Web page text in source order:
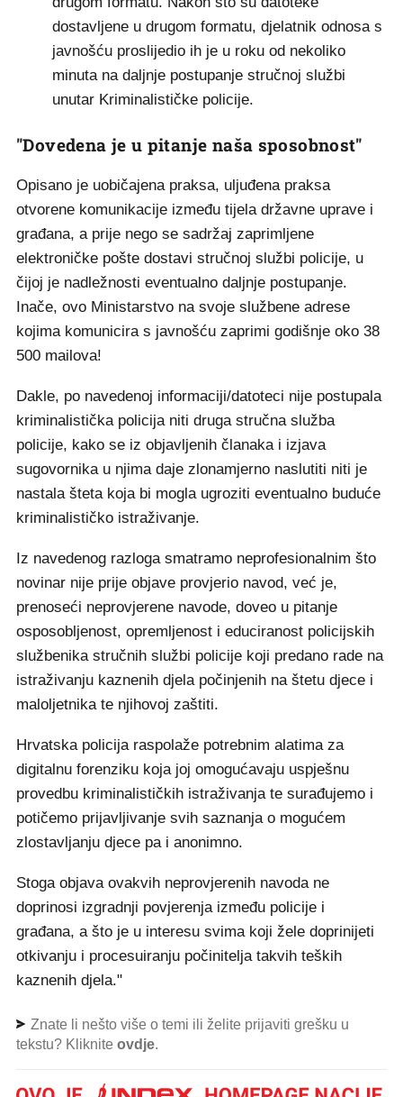
dostavljene u drugom formatu, djelatnik odnosa s
javnošću proslijedio ih je u roku od nekoliko
minuta na daljnje postupanje stručnoj službi
unutar Kriminalističke policije.
"Dovedena je u pitanje naša sposobnost"
Opisano je uobičajena praksa, uljuđena praksa
otvorene komunikacije između tijela državne uprave i
građana, a prije nego se sadržaj zaprimljene
elektroničke pošte dostavi stručnoj službi policije, u
čijoj je nadležnosti eventualno daljnje postupanje.
Inače, ovo Ministarstvo na svoje službene adrese
kojima komunicira s javnošću zaprimi godišnje oko 38
500 mailova!
Dakle, po navedenoj informaciji/datoteci nije postupala
kriminalistička policija niti druga stručna služba
policije, kako se iz objavljenih članaka i izjava
sugovornika u njima daje zlonamjerno naslutiti niti je
nastala šteta koja bi mogla ugroziti eventualno buduće
kriminalističko istraživanje.
Iz navedenog razloga smatramo neprofesionalnim što
novinar nije prije objave provjerio navod, već je,
prenoseći neprovjerene navode, doveo u pitanje
osposobljenost, opremljenost i educiranost policijskih
službenika stručnih službi policije koji predano rade na
istraživanju kaznenih djela počinjenih na štetu djece i
maloljetnika te njihovoj zaštiti.
Hrvatska policija raspolaže potrebnim alatima za
digitalnu forenziku koja joj omogućavaju uspješnu
provedbu kriminalističkih istraživanja te surađujemo i
potičemo prijavljivanje svih saznanja o mogućem
zlostavljanju djece pa i anonimno.
Stoga objava ovakvih neprovjerenih navoda ne
doprinosi izgradnji povjerenja između policije i
građana, a što je u interesu svima koji žele doprinijeti
otkivanju i procesuiranju počinitelja takvih teških
kaznenih djela."
Znate li nešto više o temi ili želite prijaviti grešku u
tekstu? Kliknite ovdje.